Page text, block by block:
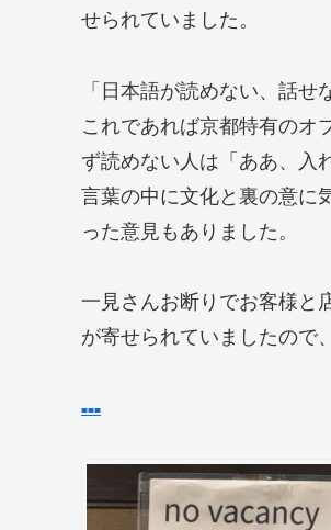
せられていました。
「日本語が読めない、話
これであれば京都特有のオ
ず読めない人は「ああ、入
言葉の中に文化と裏の意に
った意見もありました。
一見さんお断りでお客様と
が寄せられていましたので
■■■